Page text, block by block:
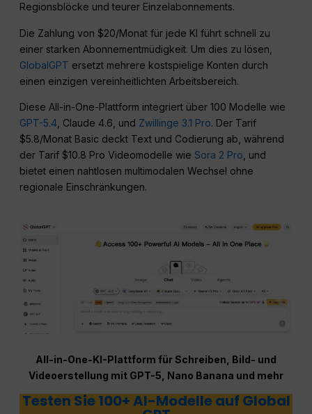
Regionsblöcke und teurer Einzelabonnements.
Die Zahlung von $20/Monat für jede KI führt schnell zu
einer starken Abonnementmüdigkeit. Um dies zu lösen,
GlobalGPT ersetzt mehrere kostspielige Konten durch
einen einzigen vereinheitlichten Arbeitsbereich.
Diese All-in-One-Plattform integriert über 100 Modelle wie
GPT-5.4 , Claude 4.6, und Zwillinge 3.1 Pro. Der Tarif
$5.8/Monat Basic deckt Text und Codierung ab, während
der Tarif $10.8 Pro Videomodelle wieSora 2 Pro , und
bietet einen nahtlosen multimodalen Wechsel ohne
regionale Einschränkungen.
All-in-One-KI-Plattform für Schreiben, Bild- und
Videoerstellung mit GPT-5, Nano Banana und mehr
Testen Sie 100+ AI-Modelle auf Global